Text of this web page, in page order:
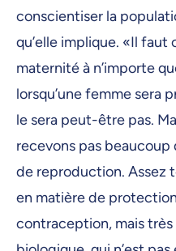
conscientiser la
qu’elle implique. «Il faut
maternité à n’importe
lorsqu’une femme sera
le sera peut-être pas.
recevons pas beaucoup
de reproduction. Assez
en matière de
contraception, mais très